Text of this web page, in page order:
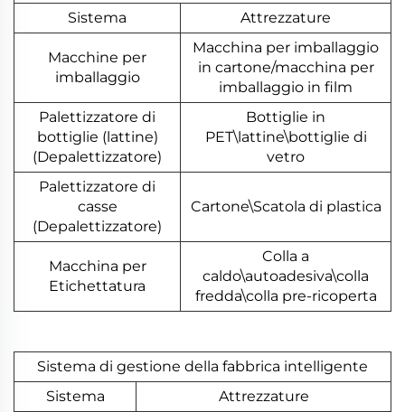
Sistema
Attrezzature
Macchine per
imballaggio
Macchina per imballaggio
in cartone/macchina per
imballaggio in film
Palettizzatore di
bottiglie (lattine)
(Depalettizzatore)
Bottiglie in
PET\lattine\bottiglie di
vetro
Palettizzatore di
casse
(Depalettizzatore)
Cartone\Scatola di plastica
Macchina per
Etichettatura
Colla a
caldo\autoadesiva\colla
fredda\colla pre-ricoperta
Sistema di gestione della fabbrica intelligente
Sistema
Attrezzature